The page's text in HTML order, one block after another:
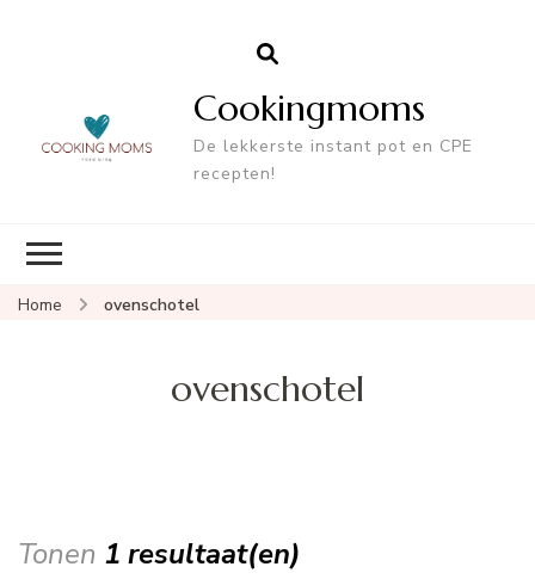
Cookingmoms
De lekkerste instant pot en CPE
recepten!
Home ovenschotel
ovenschotel
Tonen 1 resultaat(en)